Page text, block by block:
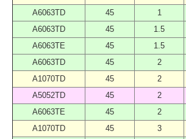
A6063TD
45 1
A6063TD
45 1.5
A6063TE
45 1.5
A6063TD
45 2
A1070TD
45 2
A5052TD
45 2
A6063TE
45 2
A1070TD
45 3